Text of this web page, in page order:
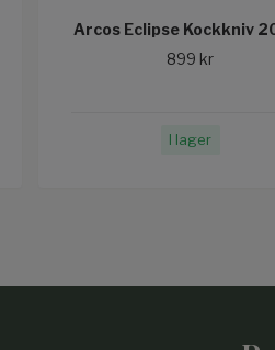
Arcos Eclipse Kockkniv
899 kr
I lager